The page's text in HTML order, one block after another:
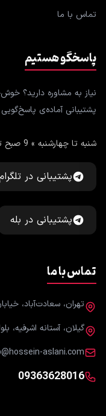
تماس با ما
پاسخگو هستیم
نیاز به مشاوره دارید؟
پشتیبانی آماده‌ی
شنبه تا چهارشنبه » 9 صبح تا 5 عصر
پشتیبانی در
پشتیبانی در بله
تماس با ما
تهران، سعادت‌آباد، خیابان
گیلان، آستانه اشرفیه،
aslani.com
09363628016